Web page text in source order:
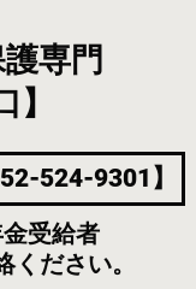
専門
】
524-9301】
受給者
ださい。